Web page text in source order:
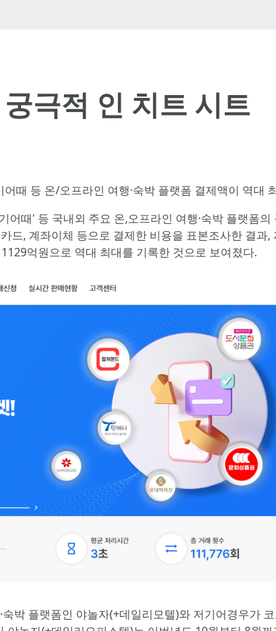
극적 인 치트 시트
때 등 온/오프라인 여행·숙박 플랫폼 결제액이 역대
어때' 등 국내외 주요 온,오프라인 여행·숙박 플랫폼
드, 계좌이체 등으로 결제한 비용을 표본조사한 결과,
억원으로 역대 최대를 기록한 것으로 보여졌다.
박 플랫폼인 야놀자(+데일리모텔)와 저기어경우가